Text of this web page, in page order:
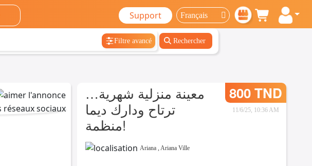
Support
Filtre avancé Rechercher
معينة منزلية شهرية…
ترتاح ودارك ديما
منظمة!
800 TND
11/6/25, 10:36 AM
Ariana ,Ariana Ville